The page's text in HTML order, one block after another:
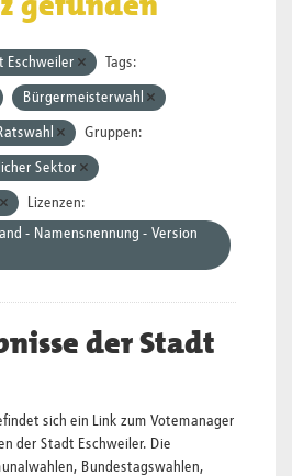
Eschweiler Tags:
Bürgermeisterwahl
Gruppen:
Sektor
Lizenzen:
- Namensnennung - Version
der Stadt
sich ein Link zum Votemanager
der Stadt Eschweiler. Die
Bundestagswahlen,